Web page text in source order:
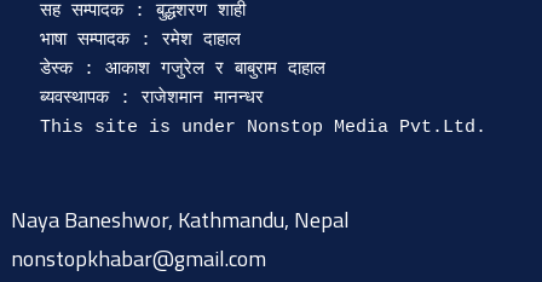
सह सम्पादक : बुद्धशरण शाही
भाषा सम्पादक : रमेश दाहाल
डेस्क : आकाश गजुरेल र बाबुराम दाहाल
ब्यवस्थापक : राजेशमान मानन्धर
Naya Baneshwor, Kathmandu, Nepal
nonstopkhabar@gmail.com